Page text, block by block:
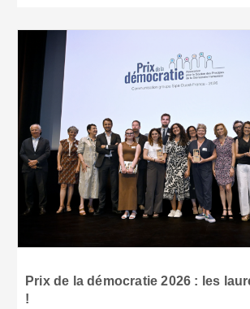
Prix de la démocratie 2026 : les
!